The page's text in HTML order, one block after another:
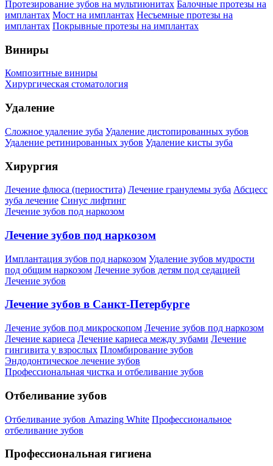
Протезирование зубов на мультиюнитах Балочные протезы на
имплантах Мост на имплантах Несъемные протезы на
имплантах Покрывные протезы на имплантах
Виниры
Композитные виниры
Хирургическая стоматология
Удаление
Сложное удаление зуба Удаление дистопированных зубов
Удаление ретинированных зубов Удаление кисты зуба
Хирургия
Лечение флюса (периостита) Лечение гранулемы зуба Абсцесс
зуба лечение Синус лифтинг
Лечение зубов под наркозом
Лечение зубов под наркозом
Имплантация зубов под наркозом Удаление зубов мудрости
под общим наркозом Лечение зубов детям под седацией
Лечение зубов
Лечение зубов в Санкт-Петербурге
Лечение зубов под микроскопом Лечение зубов под наркозом
Лечение кариеса Лечение кариеса между зубами Лечение
гингивита у взрослых Пломбирование зубов
Эндодонтическое лечение зубов
Профессиональная чистка и отбеливание зубов
Отбеливание зубов
Отбеливание зубов Amazing White Профессиональное
отбеливание зубов
Профессиональная гигиена